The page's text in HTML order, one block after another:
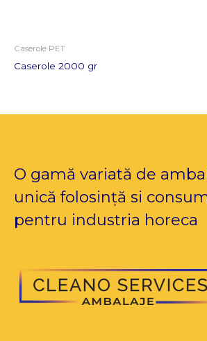
Caserole PET
Caserole 2000 gr
O gamă variată de
unică folosință si
pentru industria horeca